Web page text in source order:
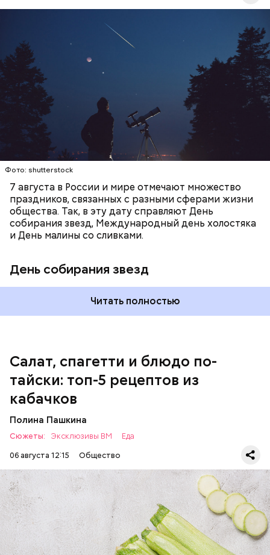
Фото: shutterstock
7 августа в России и мире отмечают множество
праздников, связанных с разными сферами жизни
общества. Так, в эту дату справляют День
собирания звезд, Международный день холостяка
и День малины со сливками.
День собирания звезд
День собирания звезд учрежден в честь
метеорного потока Персеиды, который ежегодно
можно наблюдать в августе. Все любители
смотреть на звездопад 7 августа выезжают за
город — в местность, где нет светового
загрязнения и где можно невооруженным глазом
наблюдать за падающими звездами.
Читать полностью
ЕДА ПРАЗДНИКИ
СЛАДОСТИ
Салат, спагетти и блюдо по-
тайски: топ-5 рецептов из
кабачков
Полина Пашкина
Сюжеты: Эксклюзивы ВМ
Еда
06 августа 12:15
Общество
Ингредиенты:
чеснок;
— Кабачки, порезанные кубиками, нужно легко
обжарить на сковороде. К ним добавляются зелень
петрушки, чеснок, соль и оливковое масло.
Получается очень вкусно, — поделился рецептом
Копылов.
ЕДА ОВОЩИ РЕЦЕПТЫ